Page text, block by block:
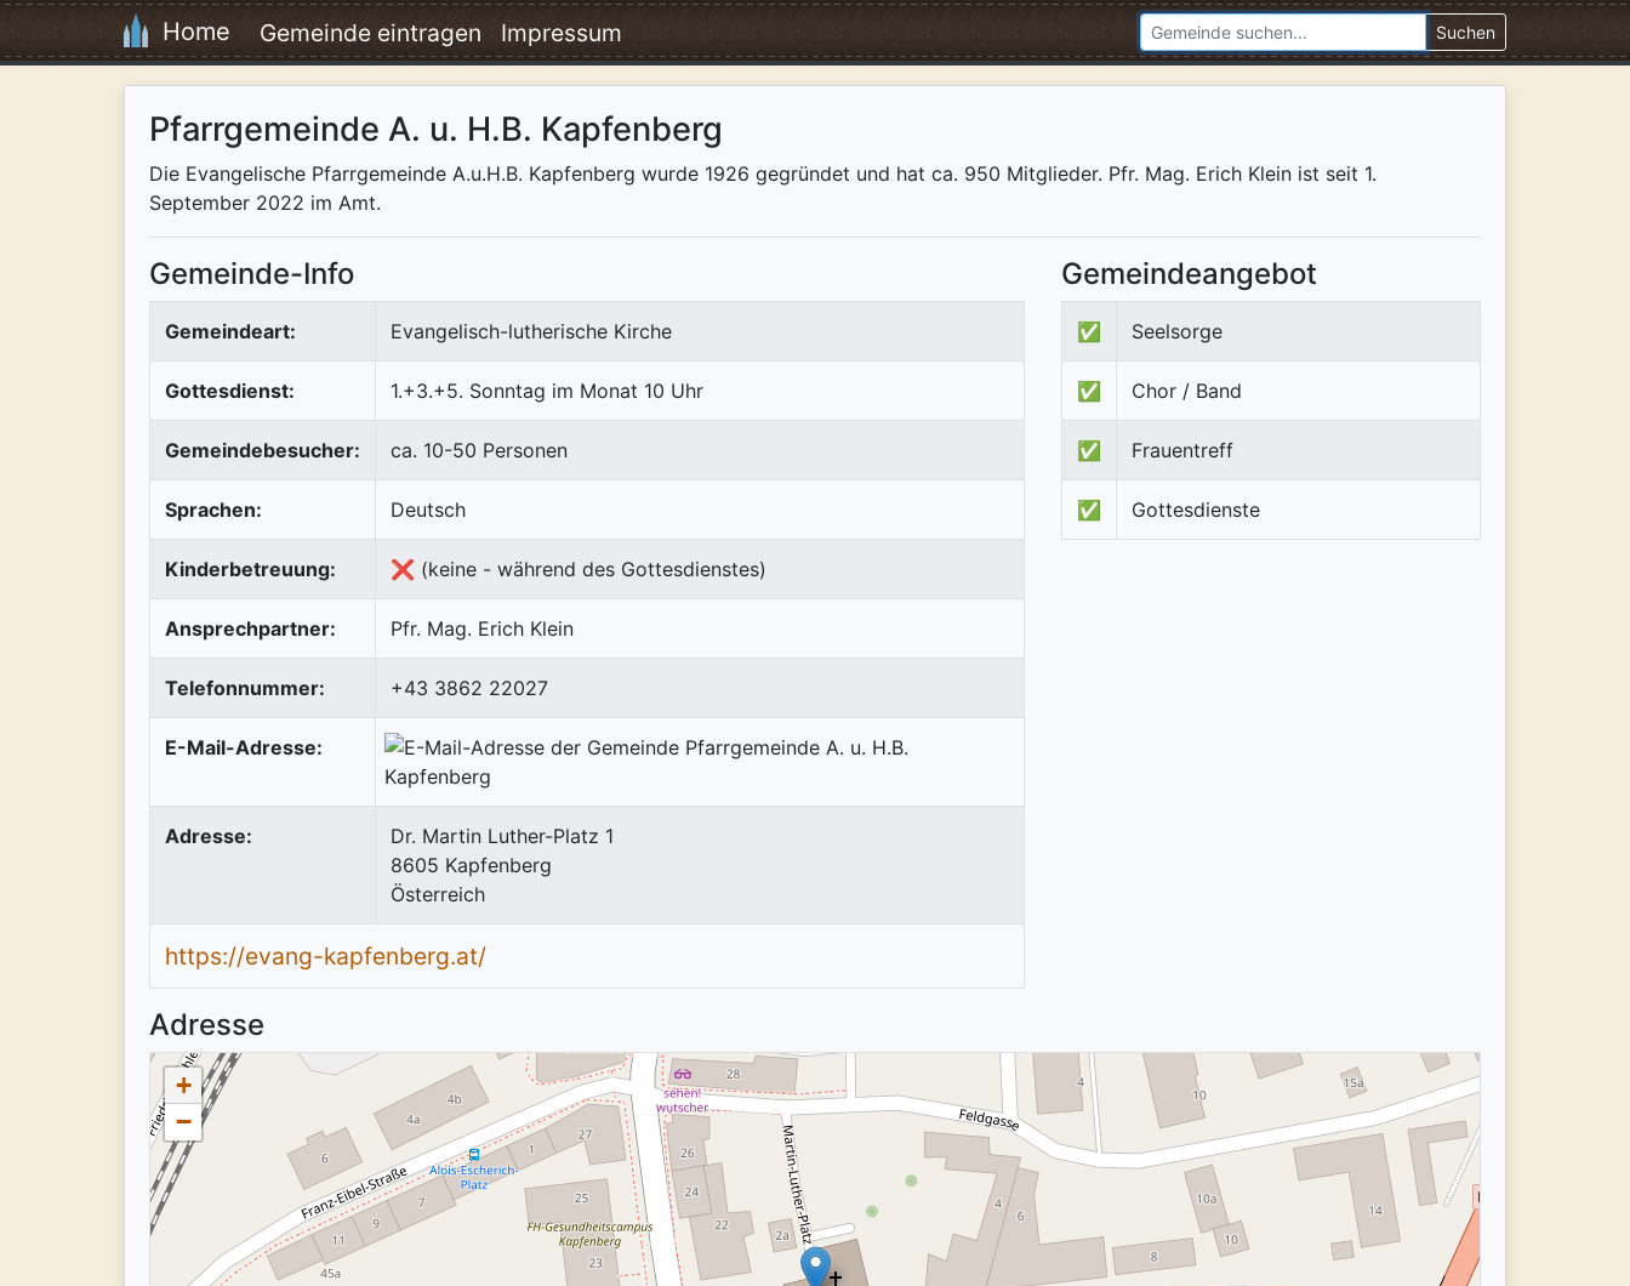
Home Gemeinde eintragen Impressum Suchen
Pfarrgemeinde A. u. H.B. Kapfenberg
Die Evangelische Pfarrgemeinde A.u.H.B. Kapfenberg wurde 1926 gegründet und hat ca. 950 Mitglieder. Pfr. Mag. Erich Klein ist seit 1.
September 2022 im Amt.
Gemeinde-Info
Gemeindeart: Evangelisch-lutherische Kirche
Gottesdienst: 1.+3.+5. Sonntag im Monat 10 Uhr
Gemeindebesucher: ca. 10-50 Personen
Sprachen: Deutsch
Kinderbetreuung: ❌ (keine - während des Gottesdienstes)
Ansprechpartner: Pfr. Mag. Erich Klein
Telefonnummer: +43 3862 22027
E-Mail-Adresse:
Adresse:
Dr. Martin Luther-Platz 1
8605 Kapfenberg
Österreich
https://evang-kapfenberg.at/
Gemeindeangebot
✅ Seelsorge
✅ Chor / Band
✅ Frauentreff
✅ Gottesdienste
Adresse
+
−